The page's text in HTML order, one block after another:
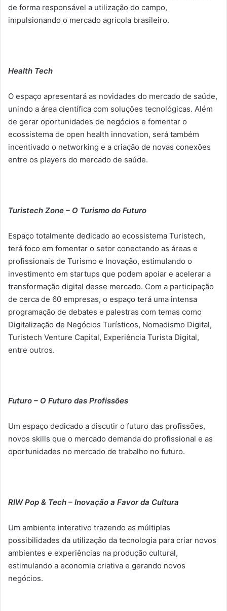
de forma responsável a utilização do campo,
impulsionando o mercado agrícola brasileiro.
Health Tech
O espaço apresentará as novidades do mercado de saúde,
unindo a área científica com soluções tecnológicas. Além
de gerar oportunidades de negócios e fomentar o
ecossistema de open health innovation, será também
incentivado o networking e a criação de novas conexões
entre os players do mercado de saúde.
Turistech Zone – O Turismo do Futuro
Espaço totalmente dedicado ao ecossistema Turistech,
terá foco em fomentar o setor conectando as áreas e
profissionais de Turismo e Inovação, estimulando o
investimento em startups que podem apoiar e acelerar a
transformação digital desse mercado. Com a participação
de cerca de 60 empresas, o espaço terá uma intensa
programação de debates e palestras com temas como
Digitalização de Negócios Turísticos, Nomadismo Digital,
Turistech Venture Capital, Experiência Turista Digital,
entre outros.
Futuro – O Futuro das Profissões
Um espaço dedicado a discutir o futuro das profissões,
novos skills que o mercado demanda do profissional e as
oportunidades no mercado de trabalho no futuro.
RIW Pop & Tech – Inovação a Favor da Cultura
Um ambiente interativo trazendo as múltiplas
possibilidades da utilização da tecnologia para criar novos
ambientes e experiências na produção cultural,
estimulando a economia criativa e gerando novos
negócios.